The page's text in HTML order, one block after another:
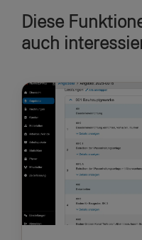
Diese
auch